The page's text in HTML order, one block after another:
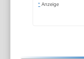
* Anzeige